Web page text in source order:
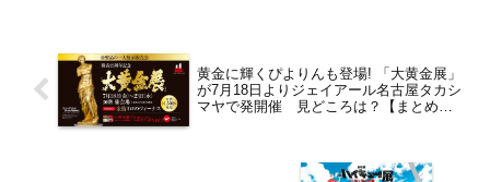
黄金に輝くぴよりんも登場! 「大黄金展」
が7月18日よりジェイアール名古屋タカシ
マヤで発開催 見どころは？【まとめ／